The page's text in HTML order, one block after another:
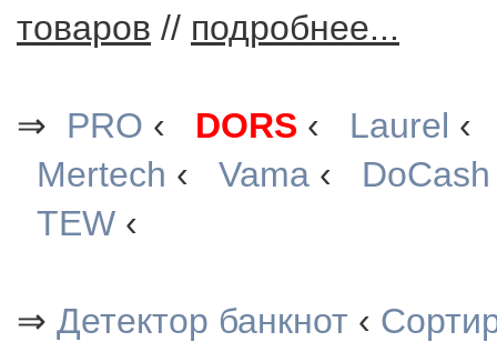
товаров // подробнее...
⇒ PRO ‹ DORS ‹ Laurel
Mertech ‹ Vama ‹ DoCash
TEW ‹
⇒ Детектор банкнот ‹